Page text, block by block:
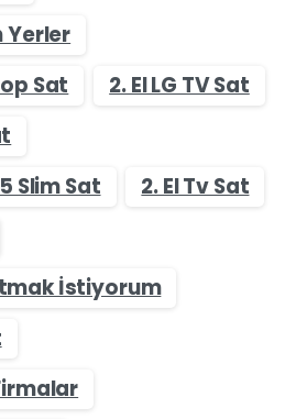
Yerler
Sat
2. El LG TV Sat
Slim Sat
2. El Tv Sat
İstiyorum